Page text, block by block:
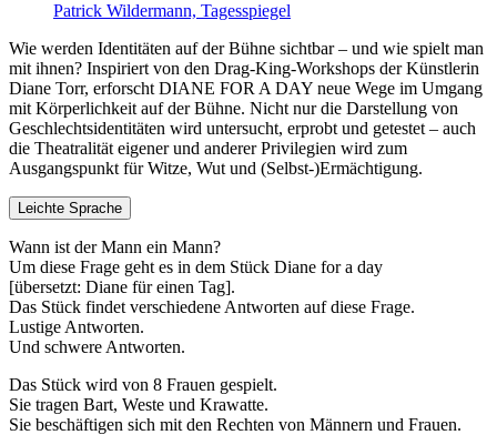
Patrick Wildermann, Tagesspiegel
Wie werden Identitäten auf der Bühne sichtbar – und wie spielt man
mit ihnen? Inspiriert von den Drag-King-Workshops der Künstlerin
Diane Torr, erforscht DIANE FOR A DAY neue Wege im Umgang
mit Körperlichkeit auf der Bühne. Nicht nur die Darstellung von
Geschlechtsidentitäten wird untersucht, erprobt und getestet – auch
die Theatralität eigener und anderer Privilegien wird zum
Ausgangspunkt für Witze, Wut und (Selbst-)Ermächtigung.
Leichte Sprache
Wann ist der Mann ein Mann?
Um diese Frage geht es in dem Stück Diane for a day
[übersetzt: Diane für einen Tag].
Das Stück findet verschiedene Antworten auf diese Frage.
Lustige Antworten.
Und schwere Antworten.
Das Stück wird von 8 Frauen gespielt.
Sie tragen Bart, Weste und Krawatte.
Sie beschäftigen sich mit den Rechten von Männern und Frauen.